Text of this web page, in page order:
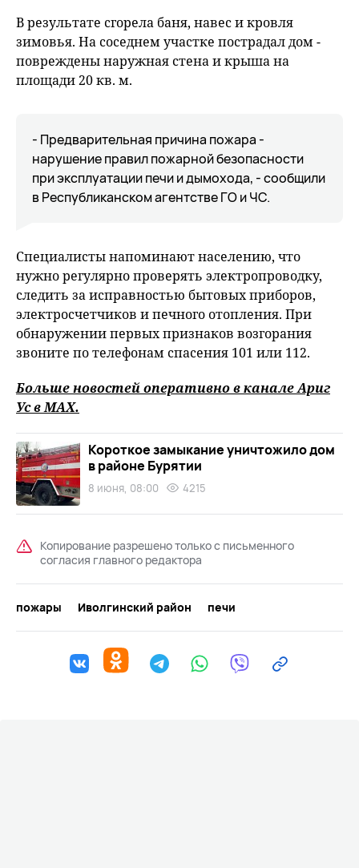
В результате сгорела баня, навес и кровля
зимовья. На соседнем участке пострадал дом -
повреждены наружная стена и крыша на
площади 20 кв. м.
- Предварительная причина пожара -
нарушение правил пожарной безопасности
при эксплуатации печи и дымохода, - сообщили
в Республиканском агентстве ГО и ЧС.
Специалисты напоминают населению, что
нужно регулярно проверять электропроводку,
следить за исправностью бытовых приборов,
электросчетчиков и печного отопления. При
обнаружении первых признаков возгорания
звоните по телефонам спасения 101 или 112.
Больше новостей оперативно в канале Ариг
Ус вMAХ.
Короткое замыкание уничтожило дом
в районе Бурятии
8 июня, 08:00 4215
Копирование разрешено только с письменного
согласия главного редактора
пожары Иволгинский район печи